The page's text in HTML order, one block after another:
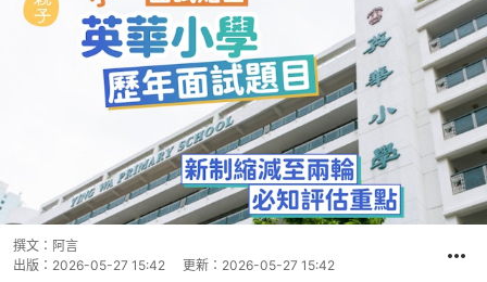
撰文： 阿言
出版： 2026-05-27 15:42 更新： 2026-05-27 15:42